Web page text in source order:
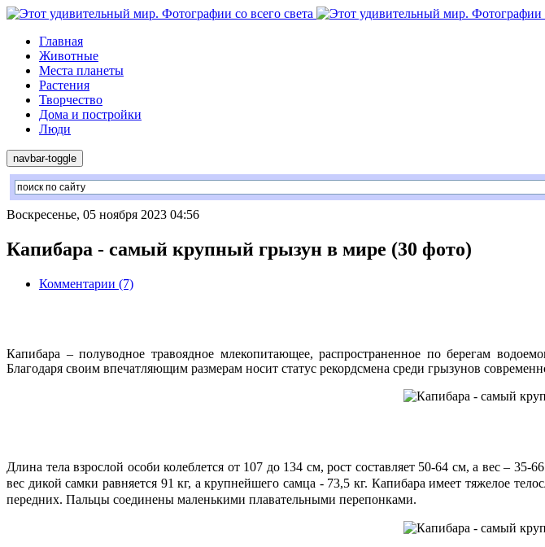
Главная
Животные
Места планеты
Растения
Творчество
Дома и постройки
Люди
navbar-toggle
Воскресенье, 05 ноября 2023 04:56
Капибара - самый крупный грызун в мире (30 фото)
Комментарии (7)
Капибара – полуводное травоядное млекопитающее, распространенное по берегам
Благодаря своим впечатляющим размерам носит статус рекордсмена среди грызунов
Длина тела взрослой особи колеблется от 107 до 134 см, рост составляет 50-64 см, а вес –
вес дикой самки равняется 91 кг, а крупнейшего самца - 73,5 кг. Капибара имеет тяжелое
передних. Пальцы соединены маленькими плавательными перепонками.